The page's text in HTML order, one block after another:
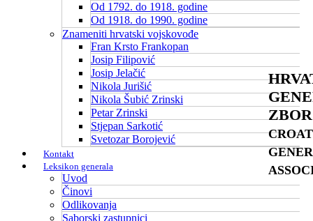
ZBOR
Od 1792. do 1918. godine
Od 1918. do 1990. godine
Znameniti hrvatski vojskovođe
Fran Krsto Frankopan
Josip Filipović
Josip Jelačić
Nikola Jurišić
Nikola Šubić Zrinski
Petar Zrinski
Stjepan Sarkotić
Svetozar Borojević
Kontakt
Leksikon generala
Uvod
Činovi
Odlikovanja
Saborski zastupnici